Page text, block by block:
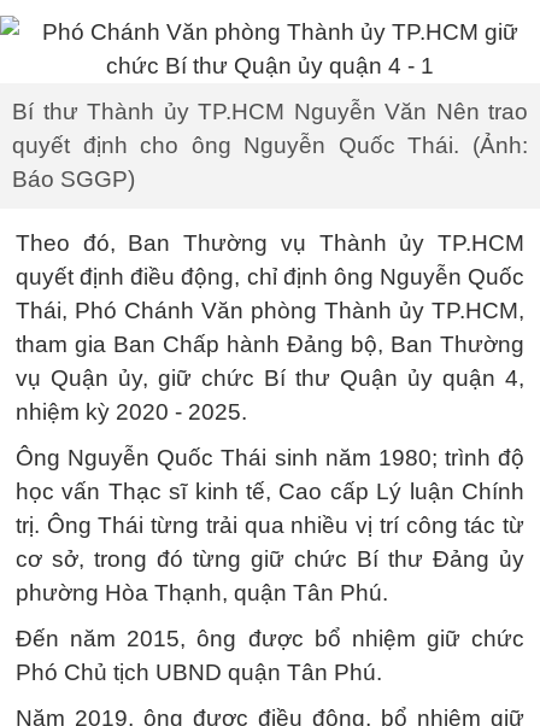
Bí thư Thành ủy TP.HCM Nguyễn Văn Nên trao
quyết định cho ông Nguyễn Quốc Thái. (Ảnh:
Báo SGGP)
Theo đó, Ban Thường vụ Thành ủy TP.HCM
quyết định điều động, chỉ định ông Nguyễn Quốc
Thái, Phó Chánh Văn phòng Thành ủy TP.HCM,
tham gia Ban Chấp hành Đảng bộ, Ban Thường
vụ Quận ủy, giữ chức Bí thư Quận ủy quận 4,
nhiệm kỳ 2020 - 2025.
Ông Nguyễn Quốc Thái sinh năm 1980; trình độ
học vấn Thạc sĩ kinh tế, Cao cấp Lý luận Chính
trị. Ông Thái từng trải qua nhiều vị trí công tác từ
cơ sở, trong đó từng giữ chức Bí thư Đảng ủy
phường Hòa Thạnh, quận Tân Phú.
Đến năm 2015, ông được bổ nhiệm giữ chức
Phó Chủ tịch UBND quận Tân Phú.
Năm 2019, ông được điều động, bổ nhiệm giữ